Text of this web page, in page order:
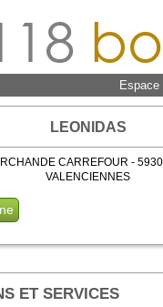
LEONIDAS
CARREFOUR -
VALENCIENNES
ET SERVICES